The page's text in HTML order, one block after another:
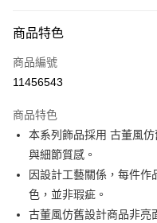
運送方式
付款後全家取貨
每筆NT$60
付款後萊爾富取貨
每筆NT$60
付款後7-11取貨
每筆NT$60
宅配
商品特色
商品編號
11456543
商品特色
本系列飾品採用 古董風
與細節質感。
因設計工藝關係，每件作
色，並非瑕疵。
古董風仿舊設計商品非亮